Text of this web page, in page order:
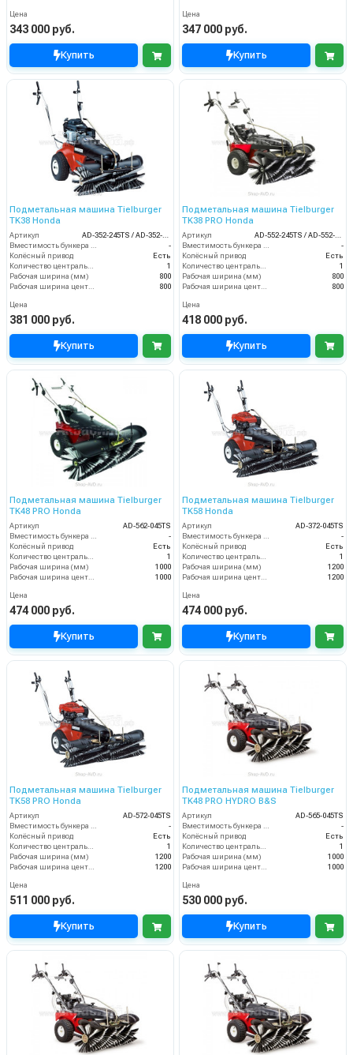
Цена
343 000 руб.
Купить
Цена
347 000 руб.
Купить
Подметальная машина Tielburger
TK38 Honda
Артикул
-
Колёсный привод
Есть
1
Рабочая ширина (мм)
800
800
Цена
381 000 руб.
Купить
Подметальная машина Tielburger
TK38 PRO Honda
Артикул
-
Колёсный привод
Есть
1
Рабочая ширина (мм)
800
800
Цена
418 000 руб.
Купить
Подметальная машина Tielburger
TK48 PRO Honda
Артикул
AD-562-045TS
-
Колёсный привод
Есть
1
Рабочая ширина (мм)
1000
1000
Цена
474 000 руб.
Купить
Подметальная машина Tielburger
TK58 Honda
Артикул
AD-372-045TS
-
Колёсный привод
Есть
1
Рабочая ширина (мм)
1200
1200
Цена
474 000 руб.
Купить
Подметальная машина Tielburger
TK58 PRO Honda
Артикул
AD-572-045TS
Вместимость бункера (л)
-
Колёсный привод
Есть
Количество центральных мусоросборных валиков (шт)
1
Рабочая ширина (мм)
1200
Рабочая ширина центральной щётки (мм)
1200
Цена
511 000 руб.
Купить
Подметальная машина Tielburger
TK48 PRO HYDRO B&S
Артикул
AD-565-045TS
Вместимость бункера (л)
-
Колёсный привод
Есть
Количество центральных мусоросборных валиков (шт)
1
Рабочая ширина (мм)
1000
Рабочая ширина центральной щётки (мм)
1000
Цена
530 000 руб.
Купить